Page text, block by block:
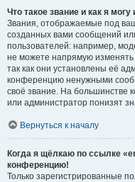
Что такое звание и как я могу
Звания, отображаемые под
созданных вами сообщений
пользователей: например,
не можете напрямую
так как они установлены её
конференцию ненужными
своё звание. На большинстве
или администратор понизят
Вернуться к началу
Когда я щёлкаю по ссылке
конференцию!
Только зарегистрированные